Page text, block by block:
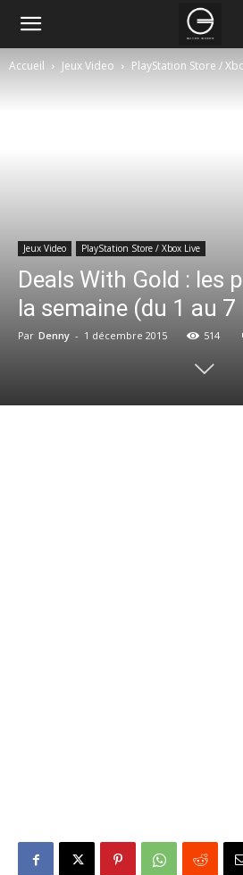
Accueil Jeux Video PlayStation Store /
Jeux Video PlayStation Store / Xbox Live
Deals With Gold : les
la semaine (du 1 au 7
Par Denny - 1 décembre 2015 514